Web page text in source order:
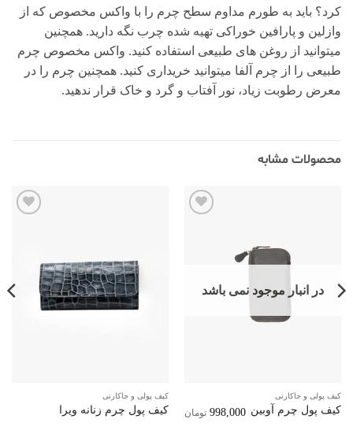
کرد؟ باید به طورم مداوم سطح چرم را با واکس مخصوص که از
وازلین و پارافین خوراکی تهیه شده چرب نگه دارید. همچنین
میتوانید از روغن های طبیعی استفاده کنید. واکس مخصوص چرم
طبیعی را از چرم آلفا میتوانید خریداری کنید. همچنین چرم را در
معرض رطوبت زیاد، نور آفتاب و گرد و خاک قرار ندهید.
محصولات مشابه
در انبار موجود نمی باشد
کیف پولی و جاکارتی
کیف پول چرم آوبین 998,000 تومان
کیف پولی و جاکارتی
کیف پول چرم زنانه ویرا